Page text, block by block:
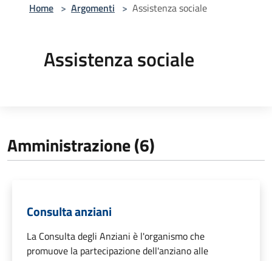
Home > Argomenti > Assistenza sociale
Assistenza sociale
Amministrazione (6)
Consulta anziani
La Consulta degli Anziani è l'organismo che
promuove la partecipazione dell'anziano alle